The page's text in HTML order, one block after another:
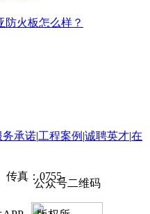
火板怎么样？
务承诺工程案例 诚聘英才在
公众号二维码
真：0755-